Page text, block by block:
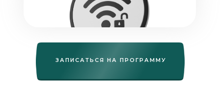
ЗАПИСАТЬСЯ НА ПРОГРАММУ